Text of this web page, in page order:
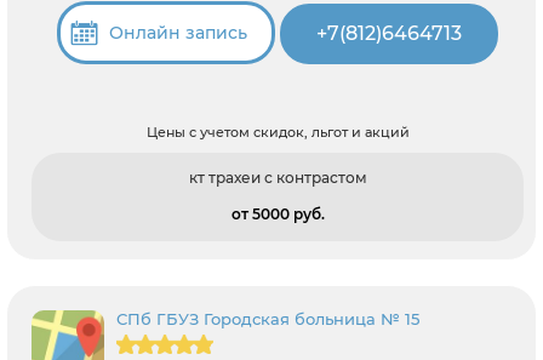
Онлайн запись +7(812)6464713
Цены с учетом скидок, льгот и акций
кт трахеи с контрастом
от 5000 pуб.
СПб ГБУЗ Городская больница № 15